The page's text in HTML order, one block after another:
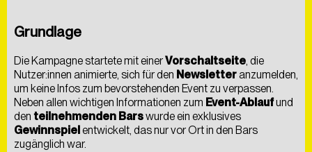
Grundlage
Die Kampagne startete mit einerVorschaltseite, die
Nutzer:innen animierte, sich für den Newsletteranzumelden,
um keine Infos zum bevorstehenden Event zu verpassen.
Neben allen wichtigen Informationen zum Event-Ablaufund
den teilnehmenden Barswurde ein exklusives
Gewinnspiel entwickelt, das nur vor Ort in den Bars
zugänglich war.